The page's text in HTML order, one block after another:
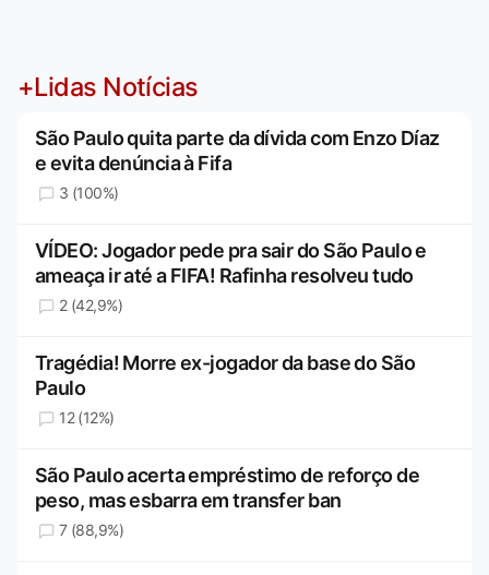
+Lidas Notícias
São Paulo quita parte da dívida com Enzo Díaz
e evita denúncia à Fifa
3 (100%)
VÍDEO: Jogador pede pra sair do São Paulo e
ameaça ir até a FIFA! Rafinha resolveu tudo
2 (42,9%)
Tragédia! Morre ex-jogador da base do São
Paulo
12 (12%)
São Paulo acerta empréstimo de reforço de
peso, mas esbarra em transfer ban
7 (88,9%)